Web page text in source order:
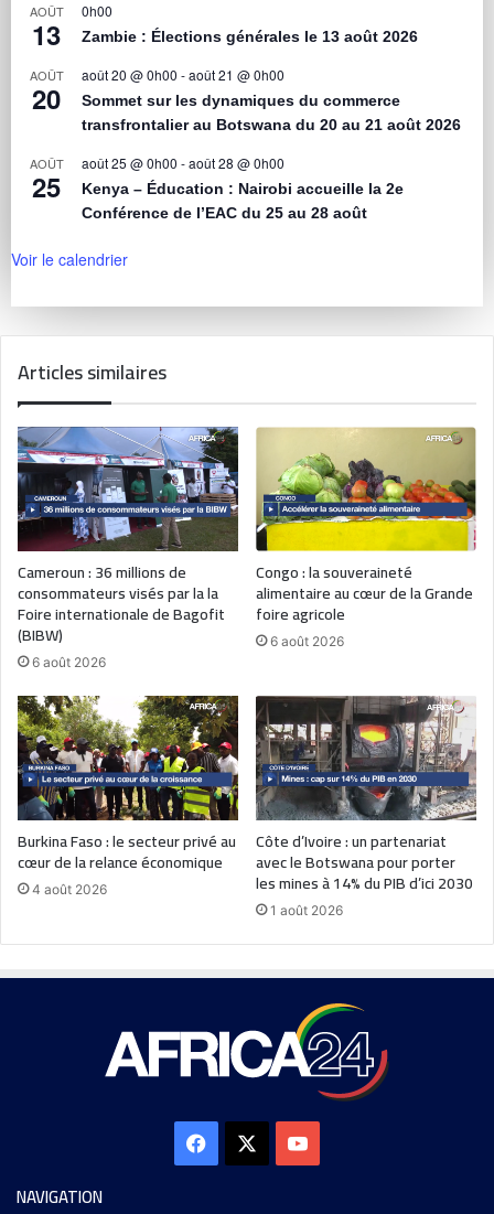
AOÛT
13
0h00
Zambie : Élections générales le 13 août 2026
AOÛT
20
août 20 @ 0h00 -août 21 @ 0h00
Sommet sur les dynamiques du commerce
transfrontalier au Botswana du 20 au 21 août 2026
AOÛT
25
août 25 @ 0h00 -août 28 @ 0h00
Kenya – Éducation : Nairobi accueille la 2e
Conférence de l’EAC du 25 au 28 août
Voir le calendrier
Articles similaires
Cameroun : 36 millions de
consommateurs visés par la la
Foire internationale de Bagofit
(BIBW)
6 août 2026
Congo : la souveraineté
alimentaire au cœur de la Grande
foire agricole
6 août 2026
Burkina Faso : le secteur privé au
cœur de la relance économique
4 août 2026
Côte d’Ivoire : un partenariat
avec le Botswana pour porter
les mines à 14% du PIB d’ici 2030
1 août 2026
NAVIGATION